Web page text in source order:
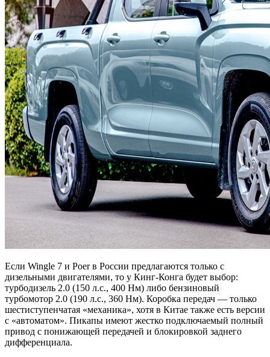
Если Wingle 7 и Poer в России предлагаются только с
дизельными двигателями, то у Кинг-Конга будет выбор:
турбодизель 2.0 (150 л.с., 400 Нм) либо бензиновый
турбомотор 2.0 (190 л.с., 360 Нм). Коробка передач — только
шестиступенчатая «механика», хотя в Китае также есть версии
с «автоматом». Пикапы имеют жестко подключаемый полный
привод с понижающей передачей и блокировкой заднего
дифференциала.